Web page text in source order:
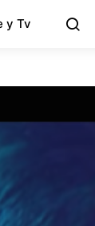
y Tv